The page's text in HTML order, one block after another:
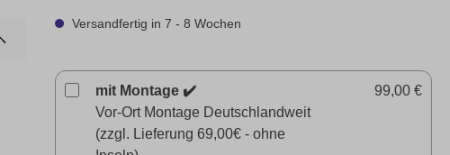
Versandfertig in 7 - 8 Wochen
mit Montage ✔️
Vor-Ort Montage Deutschlandweit
(zzgl. Lieferung 69,00€ - ohne
99,00 €